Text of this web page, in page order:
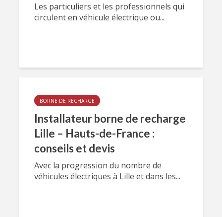
Les particuliers et les professionnels qui
circulent en véhicule électrique ou...
BORNE DE RECHARGE
Installateur borne de recharge
Lille – Hauts-de-France :
conseils et devis
Avec la progression du nombre de
véhicules électriques à Lille et dans les...